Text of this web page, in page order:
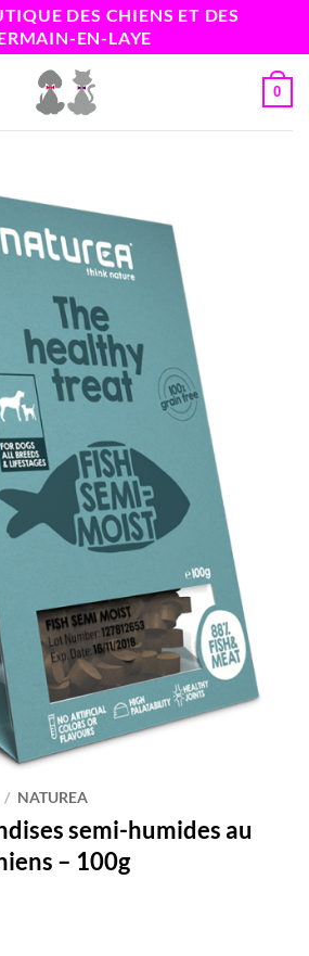
DES CHIENS ET DES
EN-LAYE
0
/ NATUREA
semi-humides au
– 100g